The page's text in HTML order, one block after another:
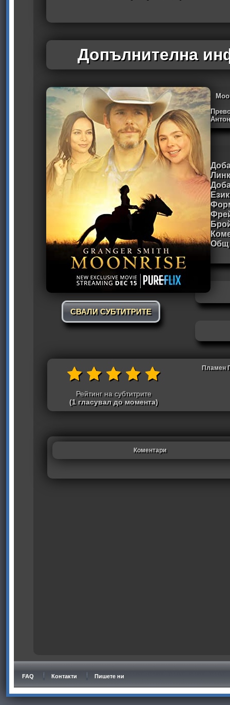
Допълнителна
СВАЛИ СУБТИТРИТЕ
Общ
Рейтинг на субтитрите
(1 гласувал до момента)
Пламен
Коментари
FAQ Контакти Пишете ни